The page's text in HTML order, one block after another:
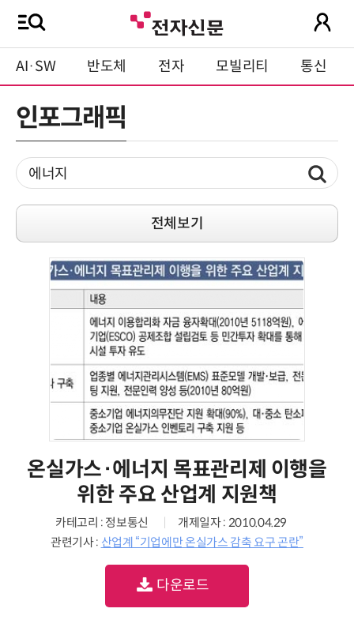
AI·SW 반도체 전자 모빌리티 통신
인포그래픽
전체보기
온실가스·에너지 목표관리제 이행을
위한 주요 산업계 지원책
카테고리 : 정보통신
개제일자 : 2010.04.29
관련기사 : 산업계 “기업에만 온실가스 감축 요구 곤란”
다운로드